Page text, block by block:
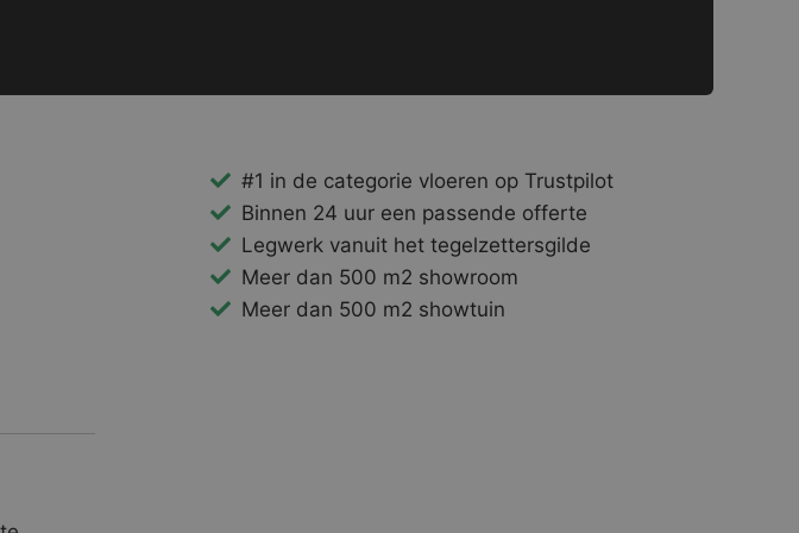
#1 in de categorie vloeren op Trustpilot
Binnen 24 uur een passende offerte
Legwerk vanuit het tegelzettersgilde
Meer dan 500 m2 showroom
Meer dan 500 m2 showtuin